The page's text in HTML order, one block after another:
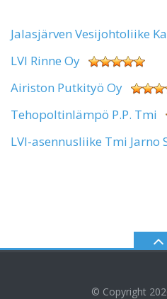
Jalasjärven Vesijohtoliike
LVI Rinne Oy
Airiston Putkityö Oy
Tehopoltinlämpö P.P. Tmi
LVI-asennusliike Tmi Jarno
© Copyright